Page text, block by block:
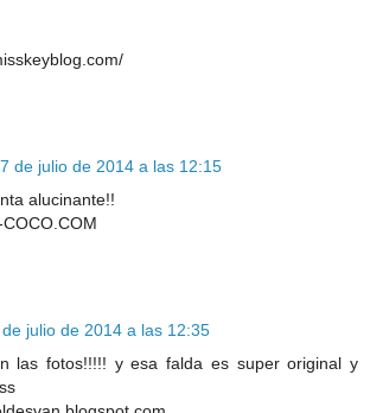
7 de julio de 2014 a las 12:15
alucinante!!
julio de 2014 a las 12:35
las fotos!!!!! y esa falda es super original y